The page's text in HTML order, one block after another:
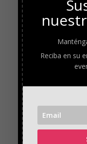
Reciba en su